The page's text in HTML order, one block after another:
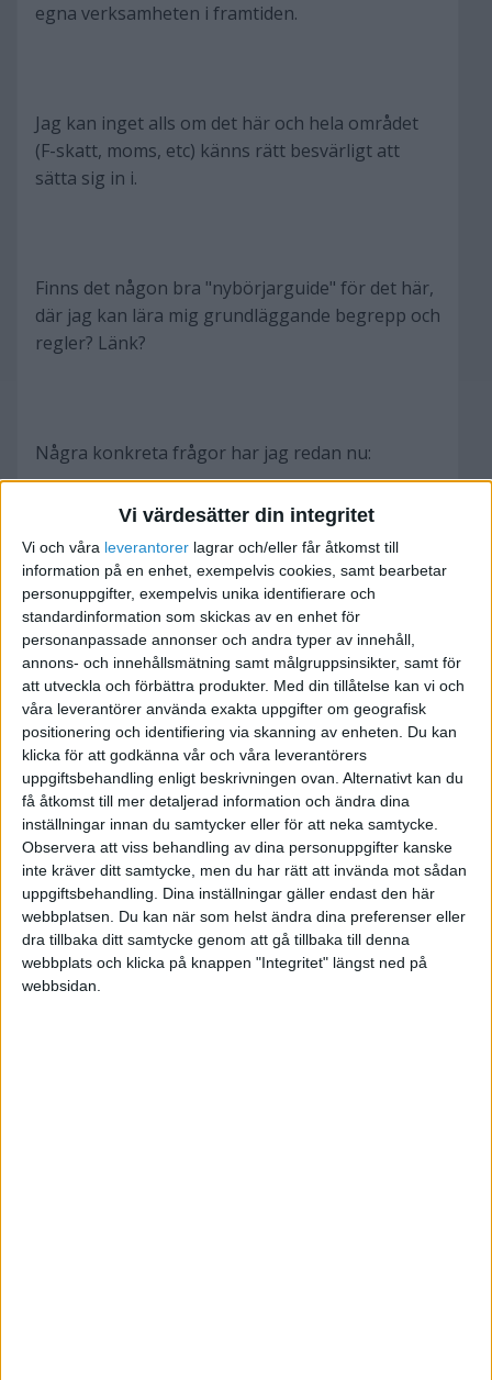
Vi värdesätter din integritet
Vi och våra leverantorer lagrar och/eller får åtkomst till
information på en enhet, exempelvis cookies, samt bearbetar
personuppgifter, exempelvis unika identifierare och
standardinformation som skickas av en enhet för
personanpassade annonser och andra typer av innehåll,
annons- och innehållsmätning samt målgruppsinsikter, samt för
att utveckla och förbättra produkter. Med din tillåtelse kan vi och
våra leverantörer använda exakta uppgifter om geografisk
positionering och identifiering via skanning av enheten. Du kan
klicka för att godkänna vår och våra leverantörers
uppgiftsbehandling enligt beskrivningen ovan. Alternativt kan du
få åtkomst till mer detaljerad information och ändra dina
inställningar innan du samtycker eller för att neka samtycke.
Observera att viss behandling av dina personuppgifter kanske
inte kräver ditt samtycke, men du har rätt att invända mot sådan
uppgiftsbehandling. Dina inställningar gäller endast den här
webbplatsen. Du kan när som helst ändra dina preferenser eller
dra tillbaka ditt samtycke genom att gå tillbaka till denna
webbplats och klicka på knappen "Integritet" längst ned på
webbsidan.
egna verksamheten i framtiden.
Jag kan inget alls om det här och hela området
(F-skatt, moms, etc) känns rätt besvärligt att
sätta sig in i.
Finns det någon bra "nybörjarguide" för det här,
där jag kan lära mig grundläggande begrepp och
regler? Länk?
Några konkreta frågor har jag redan nu:
* Kan jag bli godkänd för F-skatt med endast
2000:- per månad i intäkter?
* Vilka skatter måste jag betala om jag inte tar ut
någon lön?
* Har ni några tips för hur jag ska fylla i F-
skatteblanketten för att den ska gå igenom
snabbt och enkelt?
Mvh Niklas